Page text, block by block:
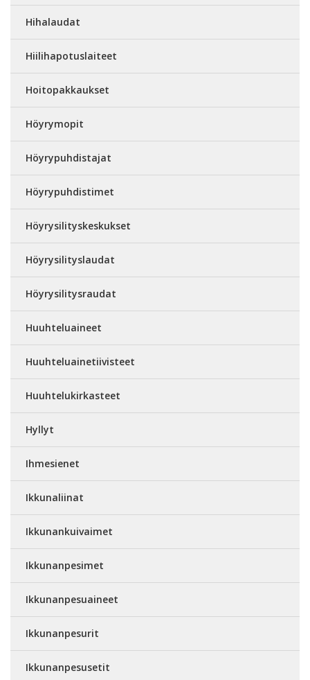
Hihalaudat
Hiilihapotuslaiteet
Hoitopakkaukset
Höyrymopit
Höyrypuhdistajat
Höyrypuhdistimet
Höyrysilityskeskukset
Höyrysilityslaudat
Höyrysilitysraudat
Huuhteluaineet
Huuhteluainetiivisteet
Huuhtelukirkasteet
Hyllyt
Ihmesienet
Ikkunaliinat
Ikkunankuivaimet
Ikkunanpesimet
Ikkunanpesuaineet
Ikkunanpesurit
Ikkunanpesusetit